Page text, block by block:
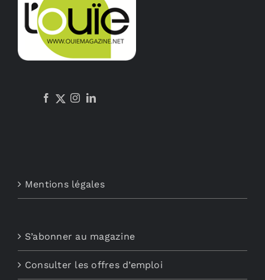
Mentions légales
S’abonner au magazine
Consulter les offres d’emploi